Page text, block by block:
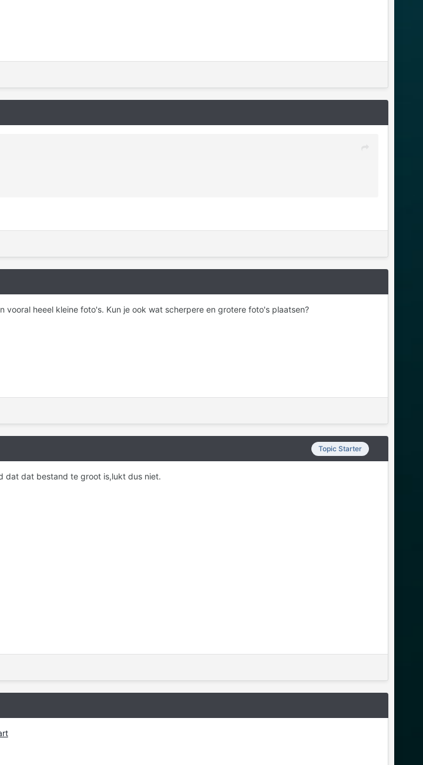
heeel kleine foto's. Kun je ook wat scherpere en grotere foto's plaatsen?
Topic Starter
dat dat bestand te groot is,lukt dus niet.